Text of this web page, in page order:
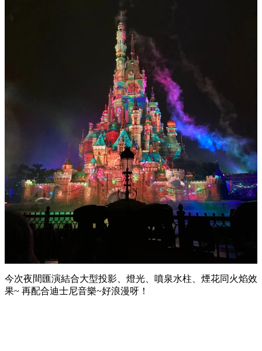
今次夜間匯演結合大型投影、燈光、噴泉水柱、煙花同火焰效
果~ 再配合迪士尼音樂~好浪漫呀！